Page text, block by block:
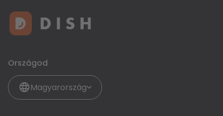
Országod
Magyarország